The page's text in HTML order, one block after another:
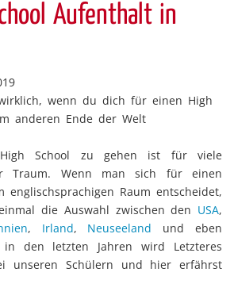
Aufenthalt in
wenn du dich für einen High
anderen Ende der Welt
School zu gehen ist für viele
Traum. Wenn man sich für einen
englischsprachigen Raum entscheidet,
die Auswahl zwischen den USA,
, Irland, Neuseeland und eben
den letzten Jahren wird Letzteres
unseren Schülern und hier erfährst